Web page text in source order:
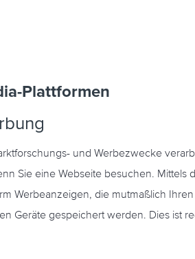
Plattformen
und Werbezwecke
Sie eine Webseite besuchen.
Werbeanzeigen, die mutmaßlich
gespeichert werden. Dies ist